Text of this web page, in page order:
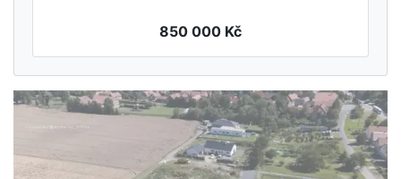
850 000 Kč